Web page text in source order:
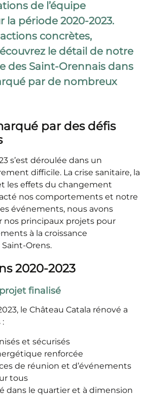
de l’équipe
la période 2020-2023.
concrètes,
le détail de notre
des Saint-Orennais dans
par de nombreux
par des défis
s’est déroulée dans un
difficile. La crise sanitaire, la
les effets du changement
nos comportements et notre
événements, nous avons
nos principaux projets pour
à la croissance
Orens.
2020-2023
finalisé
le Château Catala rénové a
et sécurisés
renforcée
de réunion et d’événements
tous
dans le quartier et à dimension